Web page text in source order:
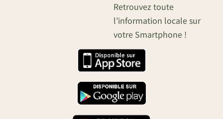
Retrouvez toute
l’information locale sur
votre Smartphone !